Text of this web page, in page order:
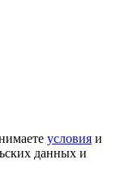
условия и
данных и